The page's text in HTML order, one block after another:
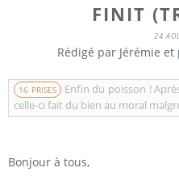
FINIT
24
Rédigé par Jérémie
16 PRISES
Enfin du poisson !
celle-ci fait du bien au moral
Bonjour à tous,